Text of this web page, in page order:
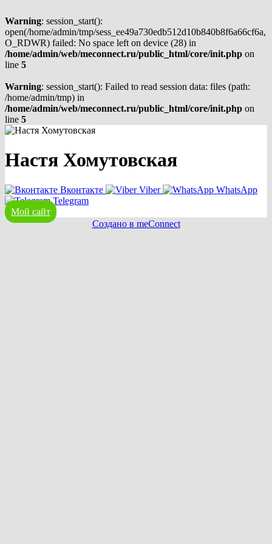
Warning: session_start():
open(/home/admin/tmp/sess_ee49a730edb512d10b840b8f6a66cf6a,
O_RDWR) failed: No space left on device (28) in
/home/admin/web/meconnect.ru/public_html/core/init.php on
line 5
Warning: session_start(): Failed to read session data: files (path:
/home/admin/tmp) in
/home/admin/web/meconnect.ru/public_html/core/init.php on
line 5
Настя Хомутовская
Вконтакте Viber
WhatsApp
Telegram
Мой сайт
Создано в meConnect